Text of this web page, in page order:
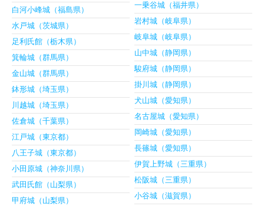
白河小峰城（福島県）
水戸城（茨城県）
足利氏館（栃木県）
箕輪城（群馬県）
金山城（群馬県）
鉢形城（埼玉県）
川越城（埼玉県）
佐倉城（千葉県）
江戸城（東京都）
八王子城（東京都）
小田原城（神奈川県）
武田氏館（山梨県）
甲府城（山梨県）
一乗谷城（福井県）
岩村城（岐阜県）
岐阜城（岐阜県）
山中城（静岡県）
駿府城（静岡県）
掛川城（静岡県）
犬山城（愛知県）
名古屋城（愛知県）
岡崎城（愛知県）
長篠城（愛知県）
伊賀上野城（三重県）
松阪城（三重県）
小谷城（滋賀県）